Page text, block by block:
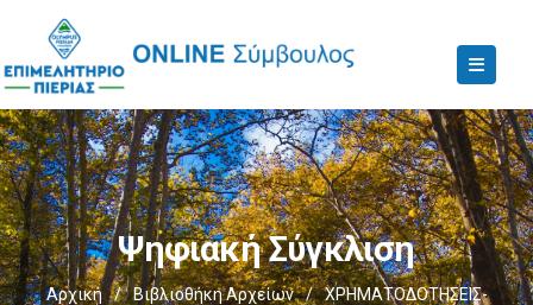
Ψηφιακή Σύγκλιση
Αρχική / Βιβλιοθήκη Αρχείων /
ΧΡΗΜΑΤΟΔΟΤΗΣΕΙΣ-